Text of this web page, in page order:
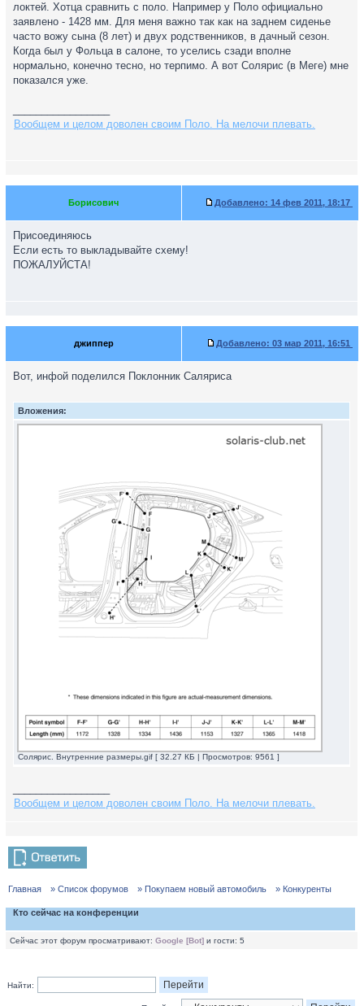
локтей. Хотца сравнить с поло. Например у Поло официально
заявлено - 1428 мм. Для меня важно так как на заднем сиденье
часто вожу сына (8 лет) и двух родственников, в дачный сезон.
Когда был у Фольца в салоне, то уселись сзади вполне
нормально, конечно тесно, но терпимо. А вот Солярис (в Меге) мне
показался уже.
Вообщем и целом доволен своим Поло. На мелочи плевать.
Борисович Добавлено: 14 фев 2011, 18:17
Присоединяюсь
Если есть то выкладывайте схему!
ПОЖАЛУЙСТА!
джиппер Добавлено: 03 мар 2011, 16:51
Вот, инфой поделился Поклонник Саляриса
Вложения:
Солярис. Внутренние размеры.gif [ 32.27 КБ | Просмотров: 9561 ]
Вообщем и целом доволен своим Поло. На мелочи плевать.
Главная » Список форумов » Покупаем новый автомобиль » Конкуренты
Кто сейчас на конференции
Сейчас этот форум просматривают: Google [Bot] и гости: 5
Найти: